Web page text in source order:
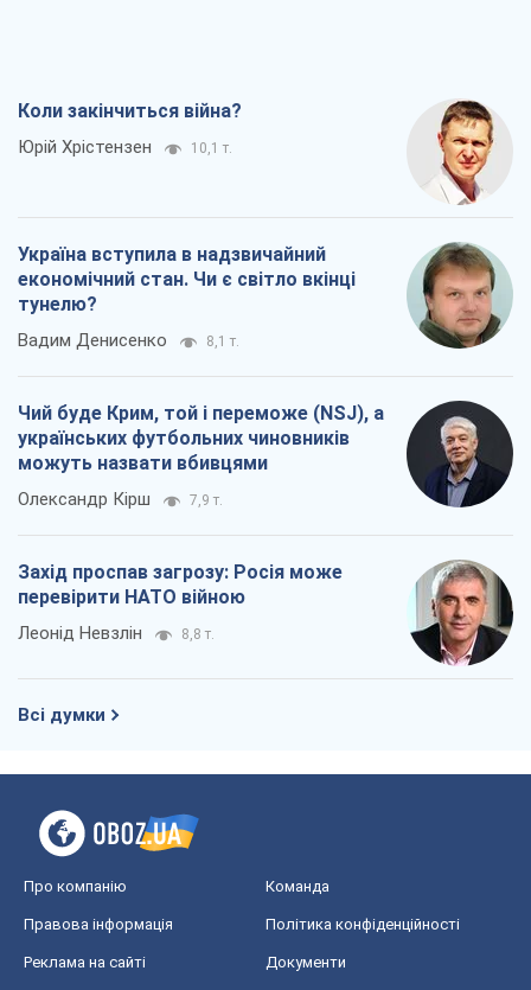
Коли закінчиться війна?
Юрій Хрістензен 10,1 т.
Україна вступила в надзвичайний
економічний стан. Чи є світло вкінці
тунелю?
Вадим Денисенко 8,1 т.
Чий буде Крим, той і переможе (NSJ), а
українських футбольних чиновників
можуть назвати вбивцями
Олександр Кірш 7,9 т.
Захід проспав загрозу: Росія може
перевірити НАТО війною
Леонід Невзлін 8,8 т.
Всі думки
Про компанію Команда
Правова інформація Політика конфіденційності
Реклама на сайті Документи